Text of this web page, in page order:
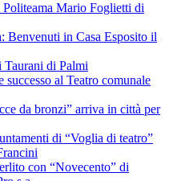
Mario Foglietti di
Benvenuti in Casa Esposito il
Taurani di Palmi
al Teatro comunale
da bronzi” arriva in città per
di “Voglia di teatro”
con “Novecento” di